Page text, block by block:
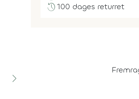
history100 dages returret